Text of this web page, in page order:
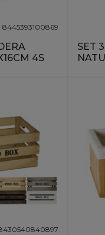
8445393100869
4S
SET